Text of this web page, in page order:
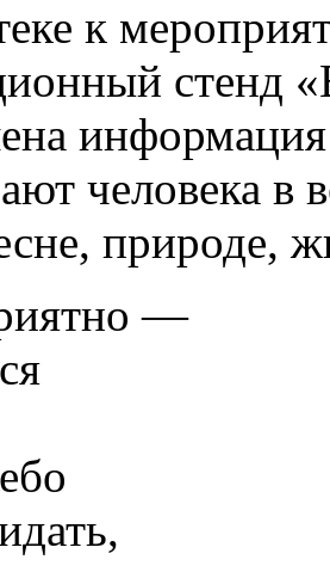
к
стенд
человека в
природе,
—